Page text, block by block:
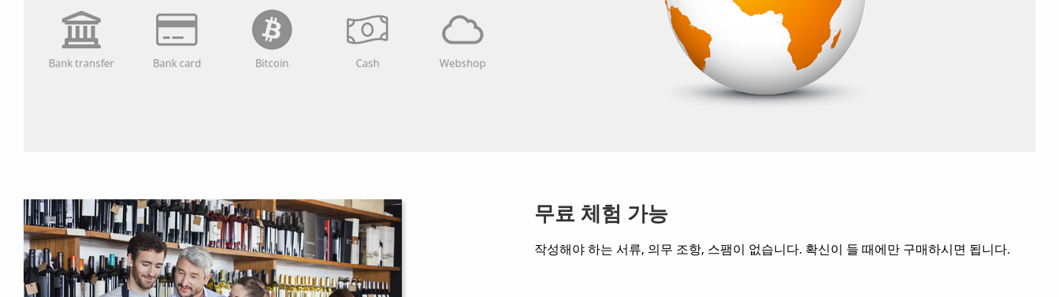
무료 체험 가능
작성해야 하는 서류, 의무 조항, 스팸이 없습니다. 확신이 들 때에만 구매하시면 됩니다.